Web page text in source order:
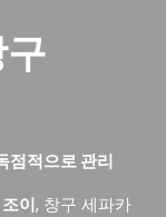
적으로 관리
이, 창구 세파카